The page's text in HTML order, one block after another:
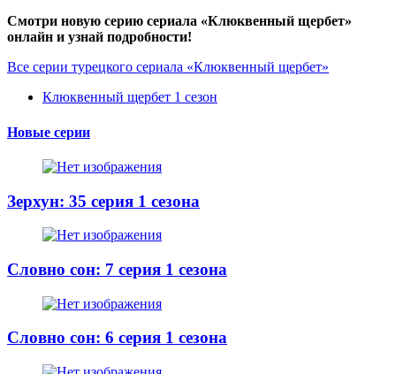
Смотри новую серию сериала «Клюквенный щербет»
онлайн и узнай подробности!
Все серии турецкого сериала «Клюквенный щербет»
Клюквенный щербет 1 сезон
Новые серии
Зерхун: 35 серия 1 сезона
Словно сон: 7 серия 1 сезона
Словно сон: 6 серия 1 сезона